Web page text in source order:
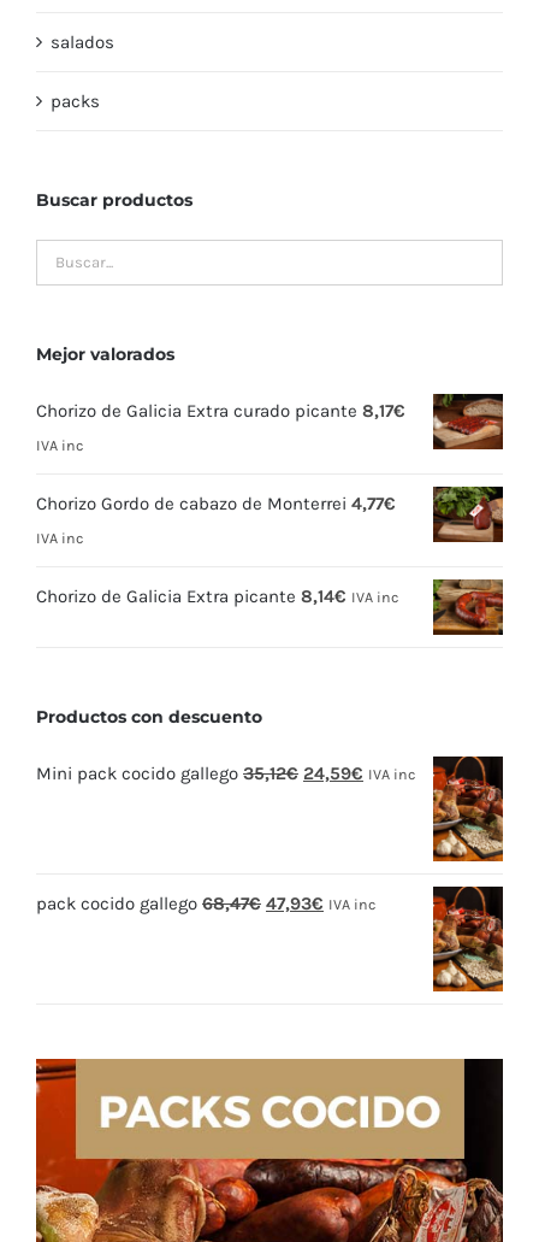
salados
packs
Buscar productos
Mejor valorados
Chorizo de Galicia Extra curado picante 8,17€
IVA inc
Chorizo Gordo de cabazo de Monterrei 4,77€
IVA inc
Chorizo de Galicia Extra picante 8,14€ IVA inc
Productos con descuento
Mini pack cocido gallego 35,12€ El
35,12€.
24,59€ El
24,59€.
IVA inc
pack cocido gallego 68,47€ El
47,93€ El
IVA inc